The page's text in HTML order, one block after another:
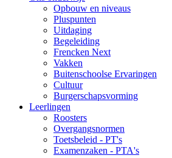
Opbouw en niveaus
Pluspunten
Uitdaging
Begeleiding
Frencken Next
Vakken
Buitenschoolse Ervaringen
Cultuur
Burgerschapsvorming
Leerlingen
Roosters
Overgangsnormen
Toetsbeleid - PT's
Examenzaken - PTA's